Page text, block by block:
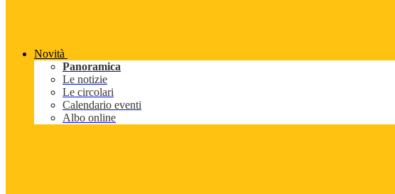
Novità
Panoramica
Le notizie
Le circolari
Calendario eventi
Albo online